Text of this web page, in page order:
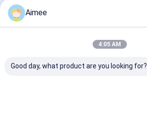
Aimee
4:05 AM
Good day, what product are you looking for?